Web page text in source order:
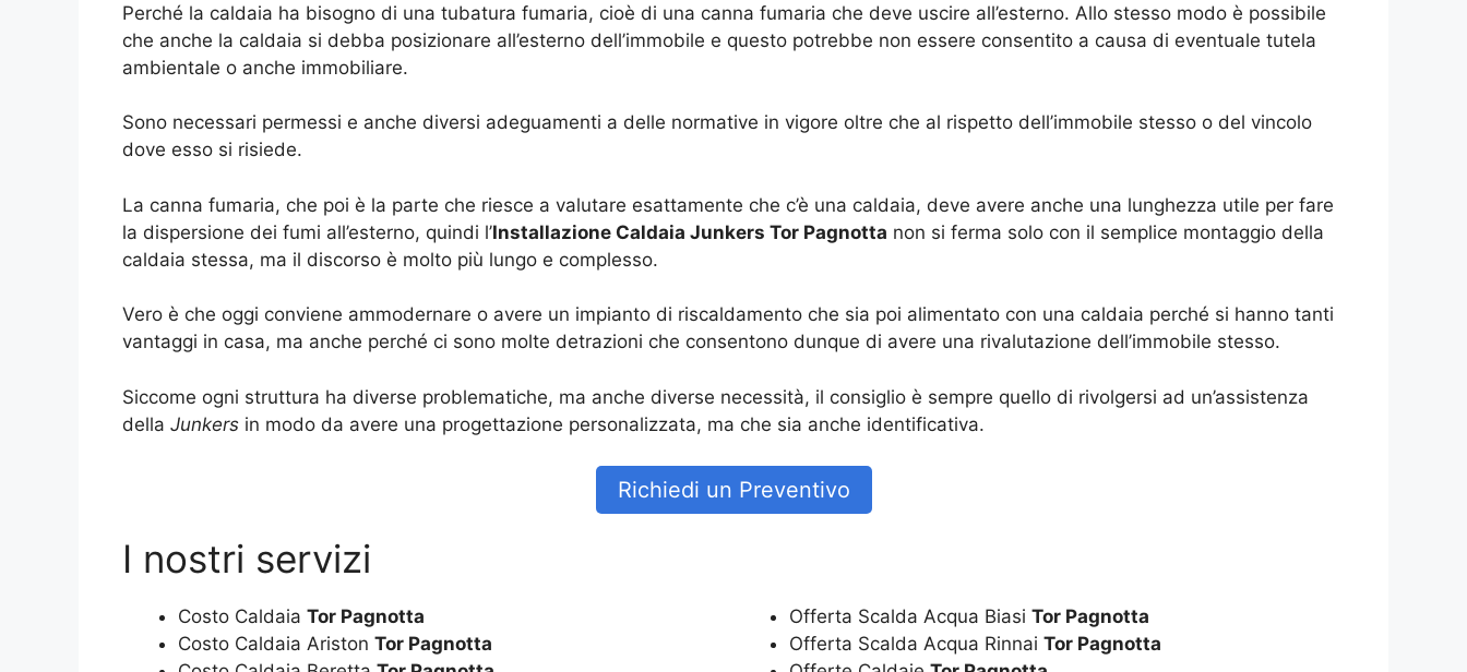
Perché la caldaia ha bisogno di una tubatura fumaria, cioè di una canna fumaria che deve uscire all’esterno. Allo stesso modo è possibile
che anche la caldaia si debba posizionare all’esterno dell’immobile e questo potrebbe non essere consentito a causa di eventuale tutela
ambientale o anche immobiliare.
Sono necessari permessi e anche diversi adeguamenti a delle normative in vigore oltre che al rispetto dell’immobile stesso o del vincolo
dove esso si risiede.
La canna fumaria, che poi è la parte che riesce a valutare esattamente che c’è una caldaia, deve avere anche una lunghezza utile per fare
la dispersione dei fumi all’esterno, quindi l’Installazione Caldaia Junkers Tor Pagnotta non si ferma solo con il semplice montaggio della
caldaia stessa, ma il discorso è molto più lungo e complesso.
Vero è che oggi conviene ammodernare o avere un impianto di riscaldamento che sia poi alimentato con una caldaia perché si hanno tanti
vantaggi in casa, ma anche perché ci sono molte detrazioni che consentono dunque di avere una rivalutazione dell’immobile stesso.
Siccome ogni struttura ha diverse problematiche, ma anche diverse necessità, il consiglio è sempre quello di rivolgersi ad un’assistenza
della Junkers in modo da avere una progettazione personalizzata, ma che sia anche identificativa.
Richiedi un Preventivo
I nostri servizi
Costo Caldaia Tor Pagnotta
Costo Caldaia Ariston Tor Pagnotta
Offerta Scalda Acqua Biasi Tor Pagnotta
Offerta Scalda Acqua Rinnai Tor Pagnotta